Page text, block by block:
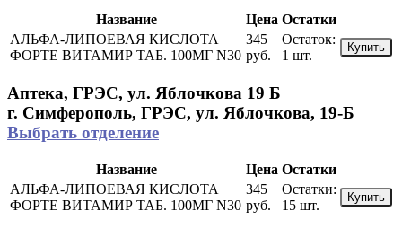
Название Цена Остатки
АЛЬФА-ЛИПОЕВАЯ КИСЛОТА
ФОРТЕ ВИТАМИР ТАБ. 100МГ N30
345
руб.
Остаток:
1 шт.
Купить
Аптека, ГРЭС, ул. Яблочкова 19 Б
г. Симферополь, ГРЭС, ул. Яблочкова, 19-Б
Выбрать отделение
Название Цена Остатки
АЛЬФА-ЛИПОЕВАЯ КИСЛОТА
ФОРТЕ ВИТАМИР ТАБ. 100МГ N30
345
руб.
Остатки:
15 шт.
Купить